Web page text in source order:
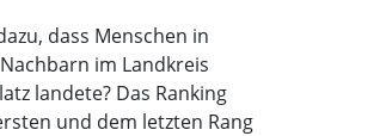
dass Menschen in
im Landkreis
landete? Das Ranking
und dem letzten Rang